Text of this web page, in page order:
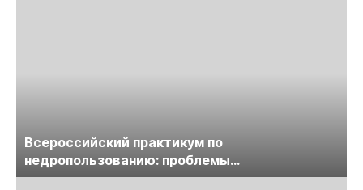
Всероссийский практикум по
недропользованию: проблемы
лицензирования, цифровизации, экспертизы